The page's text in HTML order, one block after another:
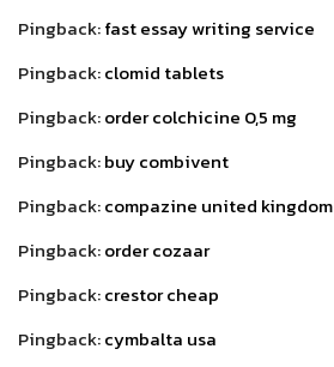
Pingback:fast essay writing service
Pingback:clomid tablets
Pingback:order colchicine 0,5 mg
Pingback:buy combivent
Pingback:compazine united kingdom
Pingback:order cozaar
Pingback:crestor cheap
Pingback:cymbalta usa